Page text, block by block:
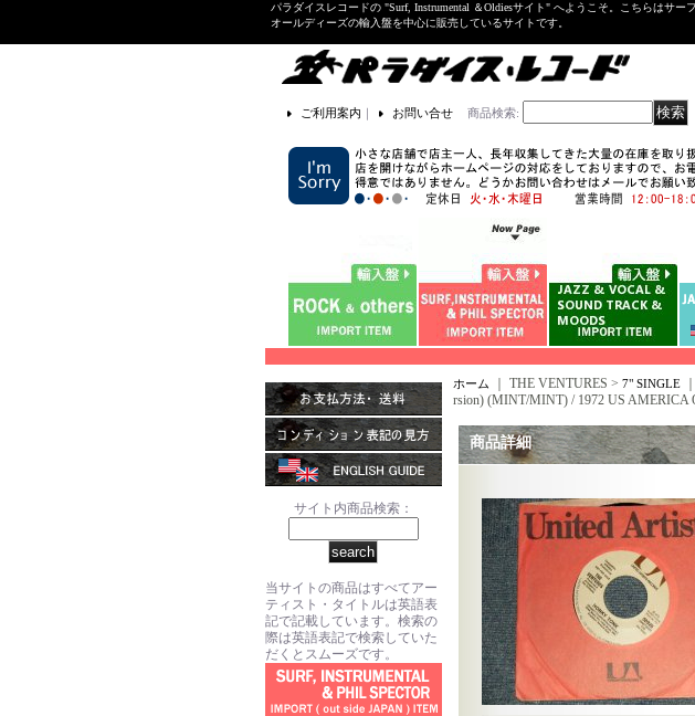
パラダイスレコードの "Surf, Instrumental ＆Oldiesサイト" へようこそ。こちらはサ
オールディーズの輸入盤を中心に販売しているサイトです。
ご利用案内 ｜ お問い合せ 商品検索:
サイト内商品検索：
当サイトの商品はすべてアー
ティスト・タイトルは英語表
記で記載しています。検索の
際は英語表記で検索していた
だくとスムーズです。
ホーム ｜ THE VENTURES > 7" SINGLE
rsion) (MINT/MINT) / 1972 US
商品詳細